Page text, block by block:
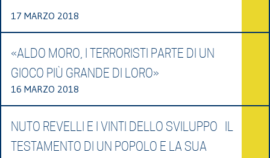
17 MARZO 2018
«ALDO MORO, I TERRORISTI PARTE DI UN
GIOCO PIÙ GRANDE DI LORO»
16 MARZO 2018
NUTO REVELLI E I VINTI DELLO SVILUPPO IL
TESTAMENTO DI UN POPOLO E LA SUA